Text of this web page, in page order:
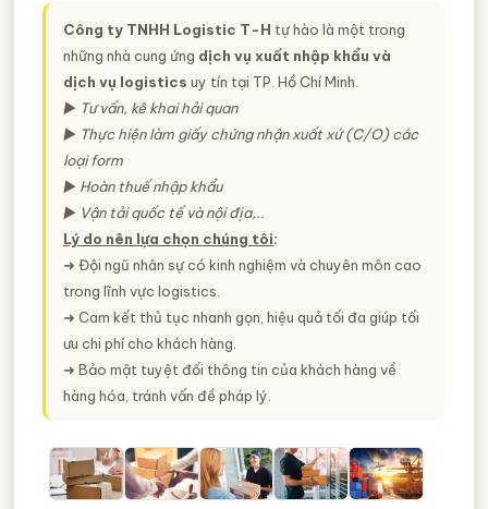
Công ty TNHH Logistic T-H tự hào là một trong
những nhà cung ứng dịch vụ xuất nhập khẩu và
dịch vụ logistics uy tín tại TP. Hồ Chí Minh.
► Tư vấn, kê khai hải quan
► Thực hiện làm giấy chứng nhận xuất xứ (C/O) các
loại form
► Hoàn thuế nhập khẩu
► Vận tải quốc tế và nội địa,..
Lý do nên lựa chọn chúng tôi:
➜ Đội ngũ nhân sự có kinh nghiệm và chuyên môn cao
trong lĩnh vực logistics.
➜ Cam kết thủ tục nhanh gọn, hiệu quả tối đa giúp tối
ưu chi phí cho khách hàng.
➜ Bảo mật tuyệt đối thông tin của khách hàng về
hàng hóa, tránh vấn đề pháp lý.